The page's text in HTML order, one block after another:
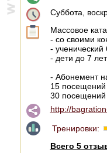
Суббота,
Массовое
- со своими
- ученический
- дети до 7
- Абонемент
15 посещений
30 посещений
http://
Тренировки:
Всего 5